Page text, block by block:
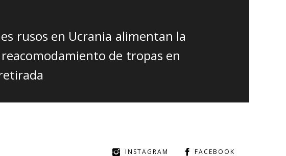
rusos en Ucrania alimentan la
de tropas en
INSTAGRAM FACEBOOK